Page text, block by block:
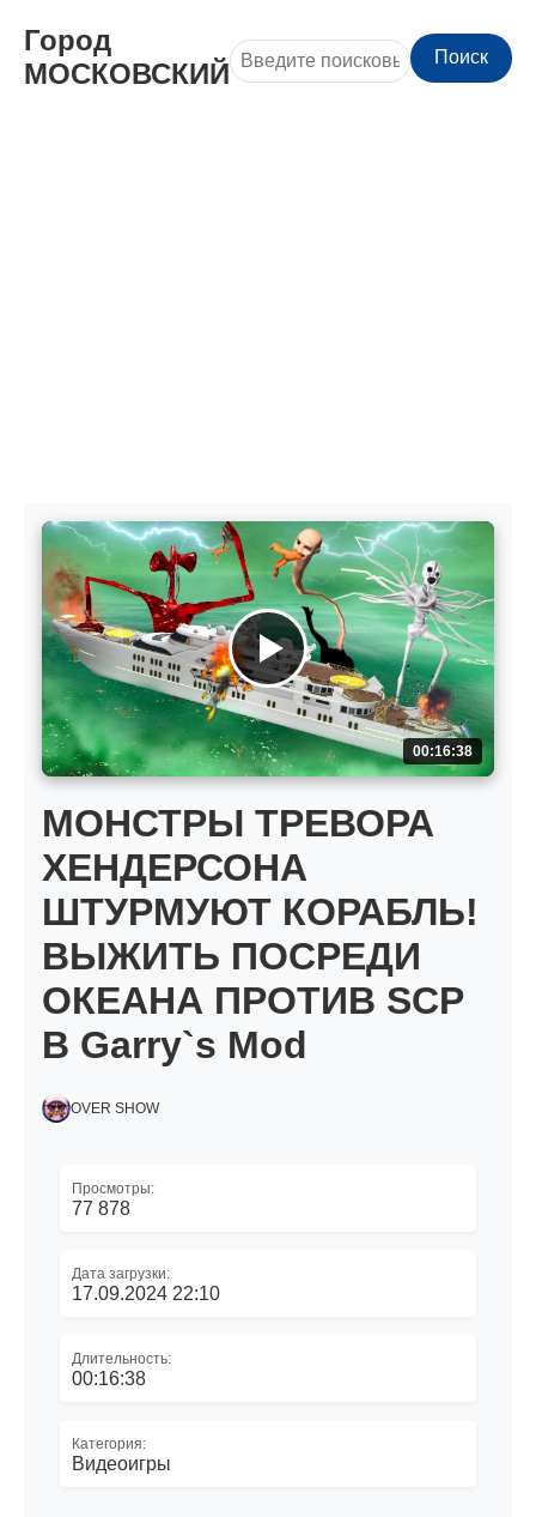
Город
МОСКОВСКИЙ
Поиск
00:16:38
МОНСТРЫ ТРЕВОРА
ХЕНДЕРСОНА
ШТУРМУЮТ КОРАБЛЬ!
ВЫЖИТЬ ПОСРЕДИ
ОКЕАНА ПРОТИВ SCP
В Garry`s Mod
OVER SHOW
Просмотры:
77 878
Дата загрузки:
17.09.2024 22:10
Длительность:
00:16:38
Категория:
Видеоигры